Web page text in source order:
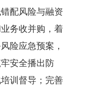
配风险与融资
务收并购，着
险应急预案，
安全播出防
训督导；完善